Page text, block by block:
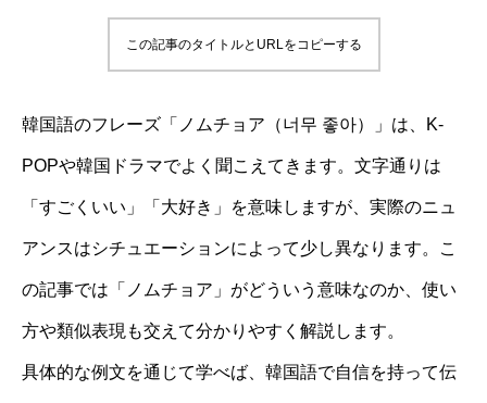
この記事のタイトルとURLをコピーする
韓国語のフレーズ「ノムチョア（너무 좋아）」は、K-
POPや韓国ドラマでよく聞こえてきます。文字通りは
「すごくいい」「大好き」を意味しますが、実際のニュ
アンスはシチュエーションによって少し異なります。こ
の記事では「ノムチョア」がどういう意味なのか、使い
方や類似表現も交えて分かりやすく解説します。
具体的な例文を通じて学べば、韓国語で自信を持って伝